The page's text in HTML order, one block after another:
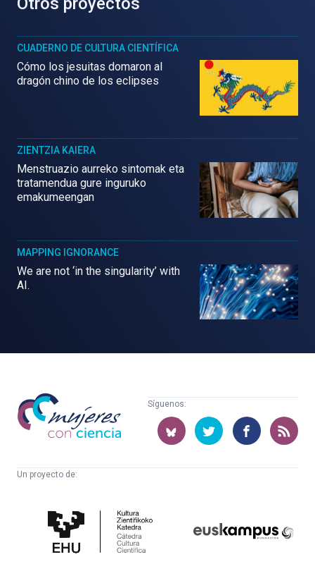
CUADERNO DE CULTURA CIENTÍFICA
Cómo los jesuitas domaron al
dragón chino de los eclipses
ZIENTZIA KAIERA
Menstruazio aurreko sintomak eta
tratamendua gure inguruko
emakumeengan
MAPPING IGNORANCE
We are not ‘in the singularity’ with
AI.
Mujeres
con
ciencia
Síguenos:
Un proyecto de:
Cultura
Científica